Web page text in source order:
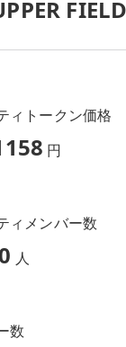
FIELD
ィトークン価格
円
ィメンバー数
人
数